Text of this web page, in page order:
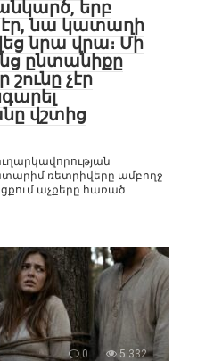
երբ
նա կատաղի
նրա վրա։ Մի
ընտանիքը
չէր
վշտից
ռետրիվերը ամբողջ
աչքերը հառած
0 5 332